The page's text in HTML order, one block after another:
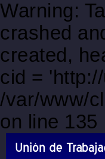
Warning:
crashed
created,
cid =
/var/www/
on line 135